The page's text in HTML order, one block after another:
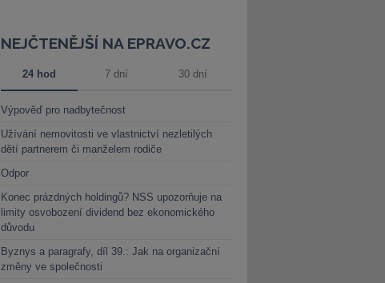
NEJČTENĚJŠÍ NA EPRAVO.CZ
24 hod 7 dní 30 dní
Výpověď pro nadbytečnost
Užívání nemovitosti ve vlastnictví nezletilých
dětí partnerem či manželem rodiče
Odpor
Konec prázdných holdingů? NSS upozorňuje na
limity osvobození dividend bez ekonomického
důvodu
Byznys a paragrafy, díl 39.: Jak na organizační
změny ve společnosti